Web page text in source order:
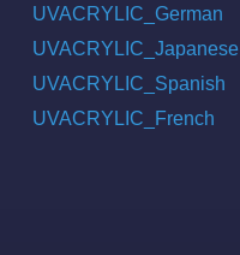
UVACRYLIC_German
UVACRYLIC_Japanese
UVACRYLIC_Spanish
UVACRYLIC_French